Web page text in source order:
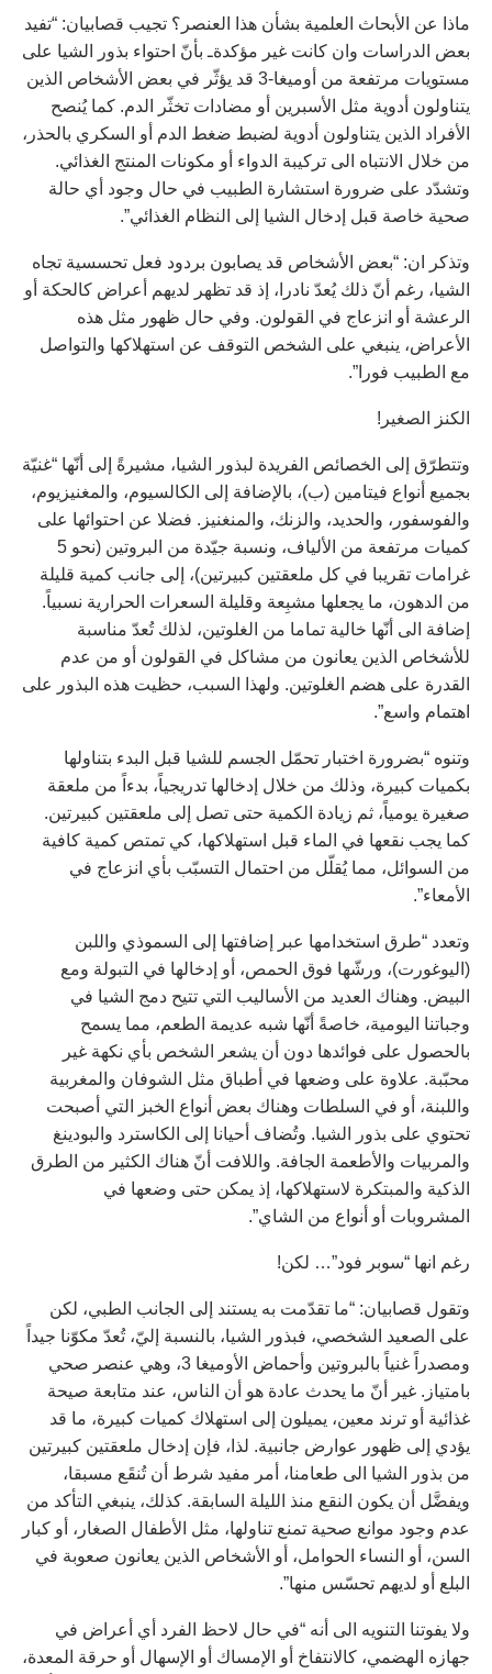
ماذا عن الأبحاث العلمية بشأن هذا العنصر؟ تجيب قصابيان: “تفيد
بعض الدراسات وان كانت غير مؤكدةـ بأنّ احتواء بذور الشيا على
مستويات مرتفعة من أوميغا-3 قد يؤثّر في بعض الأشخاص الذين
يتناولون أدوية مثل الأسبرين أو مضادات تخثّر الدم. كما يُنصح
الأفراد الذين يتناولون أدوية لضبط ضغط الدم أو السكري بالحذر،
من خلال الانتباه الى تركيبة الدواء أو مكونات المنتج الغذائي.
وتشدّد على ضرورة استشارة الطبيب في حال وجود أي حالة
صحية خاصة قبل إدخال الشيا إلى النظام الغذائي”.
وتذكر ان: “بعض الأشخاص قد يصابون بردود فعل تحسسية تجاه
الشيا، رغم أنّ ذلك يُعدّ نادرا، إذ قد تظهر لديهم أعراض كالحكة أو
الرعشة أو انزعاج في القولون. وفي حال ظهور مثل هذه
الأعراض، ينبغي على الشخص التوقف عن استهلاكها والتواصل
مع الطبيب فورا”.
الكنز الصغير!
وتتطرّق إلى الخصائص الفريدة لبذور الشيا، مشيرةً إلى أنّها “غنيّة
بجميع أنواع فيتامين (ب)، بالإضافة إلى الكالسيوم، والمغنيزيوم،
والفوسفور، والحديد، والزنك، والمنغنيز. فضلا عن احتوائها على
كميات مرتفعة من الألياف، ونسبة جيّدة من البروتين (نحو 5
غرامات تقريبا في كل ملعقتين كبيرتين)، إلى جانب كمية قليلة
من الدهون، ما يجعلها مشبِعة وقليلة السعرات الحرارية نسبياً.
إضافة الى أنّها خالية تماما من الغلوتين، لذلك تُعدّ مناسبة
للأشخاص الذين يعانون من مشاكل في القولون أو من عدم
القدرة على هضم الغلوتين. ولهذا السبب، حظيت هذه البذور على
اهتمام واسع”.
وتنوه “بضرورة اختبار تحمّل الجسم للشيا قبل البدء بتناولها
بكميات كبيرة، وذلك من خلال إدخالها تدريجياً، بدءاً من ملعقة
صغيرة يومياً، ثم زيادة الكمية حتى تصل إلى ملعقتين كبيرتين.
كما يجب نقعها في الماء قبل استهلاكها، كي تمتص كمية كافية
من السوائل، مما يُقلّل من احتمال التسبّب بأي انزعاج في
الأمعاء”.
وتعدد “طرق استخدامها عبر إضافتها إلى السموذي واللبن
(اليوغورت)، ورشّها فوق الحمص، أو إدخالها في التبولة ومع
البيض. وهناك العديد من الأساليب التي تتيح دمج الشيا في
وجباتنا اليومية، خاصةً أنّها شبه عديمة الطعم، مما يسمح
بالحصول على فوائدها دون أن يشعر الشخص بأي نكهة غير
محبّبة. علاوة على وضعها في أطباق مثل الشوفان والمغربية
واللبنة، أو في السلطات وهناك بعض أنواع الخبز التي أصبحت
تحتوي على بذور الشيا. وتُضاف أحيانا إلى الكاسترد والبودينغ
والمربيات والأطعمة الجافة. واللافت أنّ هناك الكثير من الطرق
الذكية والمبتكرة لاستهلاكها، إذ يمكن حتى وضعها في
المشروبات أو أنواع من الشاي”.
رغم انها “سوبر فود”… لكن!
وتقول قصابيان: “ما تقدّمت به يستند إلى الجانب الطبي، لكن
على الصعيد الشخصي، فبذور الشيا، بالنسبة إليّ، تُعدّ مكوّنا جيداً
ومصدراً غنياً بالبروتين وأحماض الأوميغا 3، وهي عنصر صحي
بامتياز. غير أنّ ما يحدث عادة هو أن الناس، عند متابعة صيحة
غذائية أو ترند معين، يميلون إلى استهلاك كميات كبيرة، ما قد
يؤدي إلى ظهور عوارض جانبية. لذا، فإن إدخال ملعقتين كبيرتين
من بذور الشيا الى طعامنا، أمر مفيد شرط أن تُنقَع مسبقا،
ويفضَّل أن يكون النقع منذ الليلة السابقة. كذلك، ينبغي التأكد من
عدم وجود موانع صحية تمنع تناولها، مثل الأطفال الصغار، أو كبار
السن، أو النساء الحوامل، أو الأشخاص الذين يعانون صعوبة في
البلع أو لديهم تحسّس منها”.
ولا يفوتنا التنويه الى أنه “في حال لاحظ الفرد أي أعراض في
جهازه الهضمي، كالانتفاخ أو الإمساك أو الإسهال أو حرقة المعدة،